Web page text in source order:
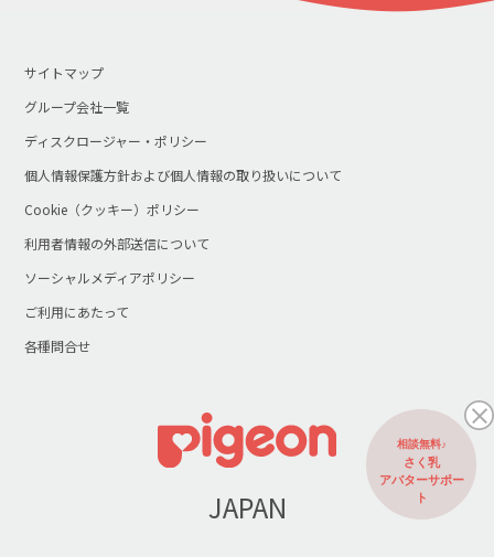
サイトマップ
グループ会社一覧
ディスクロージャー・ポリシー
個人情報保護方針および個人情報の取り扱いについて
Cookie（クッキー）ポリシー
利用者情報の外部送信について
ソーシャルメディアポリシー
ご利用にあたって
各種問合せ
JAPAN
相談無料♪
さく乳
アバターサポー
ト